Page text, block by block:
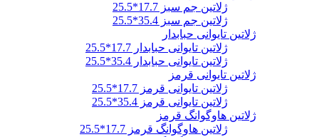
ژلاتین جم سبز 17.7*25.5
ژلاتین جم سبز 35.4*25.5
ژلاتین تایوانی حبابدار
ژلاتین تایوانی حبابدار 17.7*25.5
ژلاتین تایوانی حبابدار 35.4*25.5
ژلاتین تایوانی قرمز
ژلاتین تایوانی قرمز 17.7*25.5
ژلاتین تایوانی قرمز 35.4*25.5
ژلاتین هاوگوانگ قرمز
ژلاتین هاوگوانگ قرمز 17.7*25.5